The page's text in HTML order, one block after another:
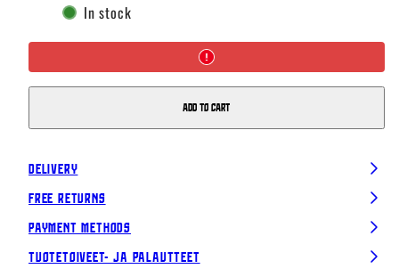
In stock
Add to cart
Delivery
Free Returns
Payment Methods
Tuotetoiveet- ja palautteet